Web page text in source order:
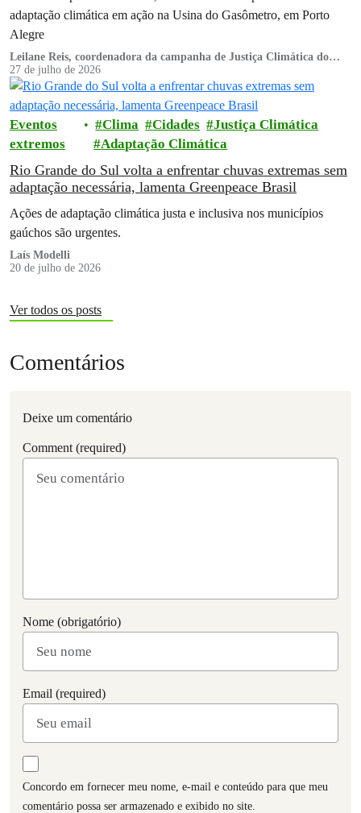
adaptação climática em ação na Usina do Gasômetro, em Porto
Alegre
Leilane Reis, coordenadora da campanha de Justiça Climática do
Greenpeace Brasil
27 de julho de 2026
Eventos
extremos
Clima Cidades
Justiça Climática
Adaptação Climática
Rio Grande do Sul volta a enfrentar chuvas extremas sem
adaptação necessária, lamenta Greenpeace Brasil
Ações de adaptação climática justa e inclusiva nos municípios
gaúchos são urgentes.
Laís Modelli
20 de julho de 2026
Ver todos os posts
Comentários
Deixe um comentário
Comment (required)
Nome (obrigatório)
Email (required)
Concordo em fornecer meu nome, e-mail e conteúdo para que meu
comentário possa ser armazenado e exibido no site.